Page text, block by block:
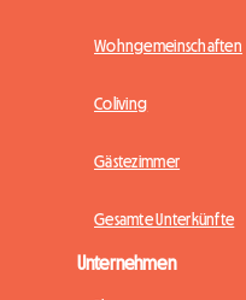
Wohngemeinschaften
Coliving
Gästezimmer
Gesamte Unterkünfte
Unternehmen